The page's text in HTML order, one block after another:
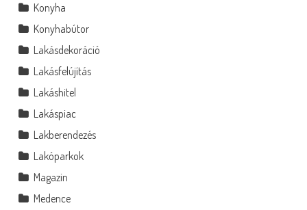
Konyha
Konyhabútor
Lakásdekoráció
Lakásfelújítás
Lakáshitel
Lakáspiac
Lakberendezés
Lakóparkok
Magazin
Medence